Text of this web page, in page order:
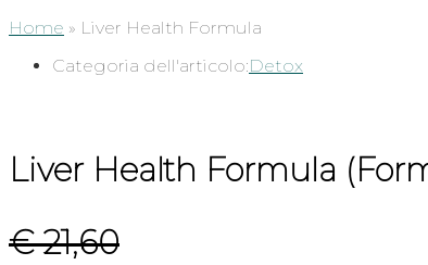
Home » Liver Health Formula
Categoria dell'articolo:Detox
Liver Health Formula
€ 21,60